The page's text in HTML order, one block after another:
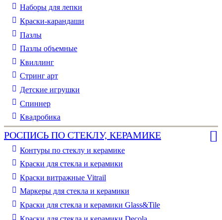
Наборы для лепки
Краски-карандаши
Пазлы
Пазлы объемные
Квиллинг
Стринг арт
Детские игрушки
Спиннер
Квадробика
РОСПИСЬ ПО СТЕКЛУ, КЕРАМИКЕ
Контуры по стеклу и керамике
Краски для стекла и керамики
Краски витражные Vitrail
Маркеры для стекла и керамики
Краски для стекла и керамики Glass&Tile